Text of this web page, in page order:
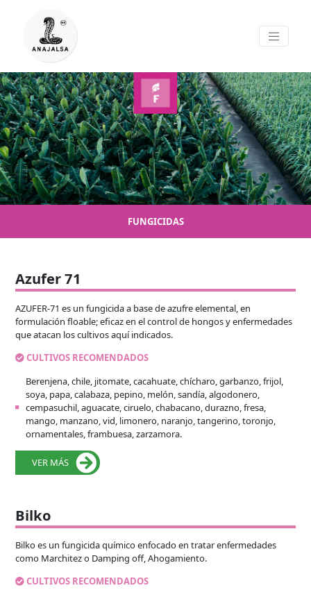
FUNGICIDAS
Azufer 71
AZUFER-71 es un fungicida a base de azufre elemental, en
formulación floable; eficaz en el control de hongos y enfermedades
que atacan los cultivos aquí indicados.
CULTIVOS RECOMENDADOS
Berenjena, chile, jitomate, cacahuate, chícharo, garbanzo, frijol,
soya, papa, calabaza, pepino, melón, sandía, algodonero,
cempasuchil, aguacate, ciruelo, chabacano, durazno, fresa,
mango, manzano, vid, limonero, naranjo, tangerino, toronjo,
ornamentales, frambuesa, zarzamora.
VER MÁS
Bilko
Bilko es un fungicida químico enfocado en tratar enfermedades
como Marchitez o Damping off, Ahogamiento.
CULTIVOS RECOMENDADOS